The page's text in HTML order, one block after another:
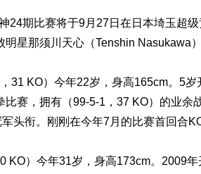
期比赛将于9月27日在日本埼玉超级
明星那须川天心（Tenshin Nasukawa
KO）今年22岁，身高165cm。5岁
比赛，拥有（99-5-1，37 KO）的业余
头衔。刚刚在今年7月的比赛首回合
）今年31岁，身高173cm。2009年